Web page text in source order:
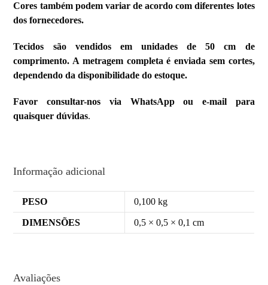
Cores também podem variar de acordo com diferentes lotes
dos fornecedores.
Tecidos são vendidos em unidades de 50 cm de
comprimento. A metragem completa é enviada sem cortes,
dependendo da disponibilidade do estoque.
Favor consultar-nos via WhatsApp ou e-mail para
quaisquer dúvidas.
Informação adicional
PESO 0,100 kg
DIMENSÕES 0,5 × 0,5 × 0,1 cm
Avaliações